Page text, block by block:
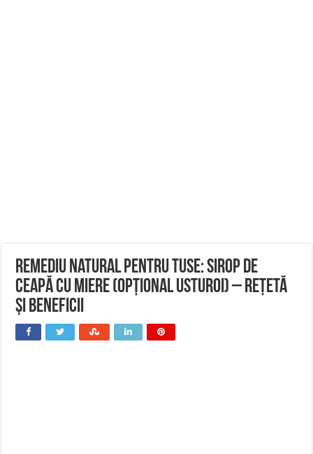
Remediu natural pentru tuse: Sirop de
ceapă cu miere (opțional usturoi) – rețetă
și beneficii